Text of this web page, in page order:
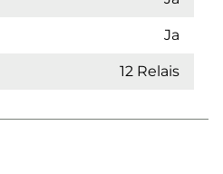
Ja
12 Relais